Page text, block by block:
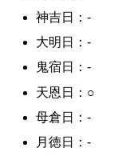
神吉日：-
大明日：-
鬼宿日：-
天恩日：○
母倉日：-
月徳日：-